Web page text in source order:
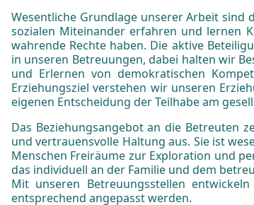
Wesentliche Grundlage unserer Arbeit sind
sozialen Miteinander erfahren und lernen
wahrende Rechte haben. Die aktive
in unseren Betreuungen, dabei halten wir
und Erlernen von demokratischen
Erziehungsziel verstehen wir unseren
eigenen Entscheidung der Teilhabe am
Das Beziehungsangebot an die Betreuten
und vertrauensvolle Haltung aus. Sie ist
Menschen Freiräume zur Exploration und
das individuell an der Familie und dem
Mit unseren Betreuungsstellen
entsprechend angepasst werden.